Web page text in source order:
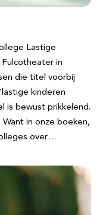
Lastige
in
die titel voorbij
kinderen
is bewust prikkelend.
in onze boeken,
over…